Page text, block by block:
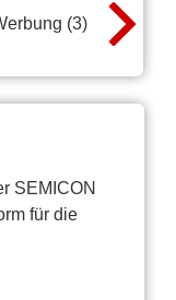
SEMICON
für die